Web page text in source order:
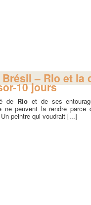
– Rio et la
10 jours
de Rioet de ses
ne peuvent la rendre
peintre qui voudrait [...]